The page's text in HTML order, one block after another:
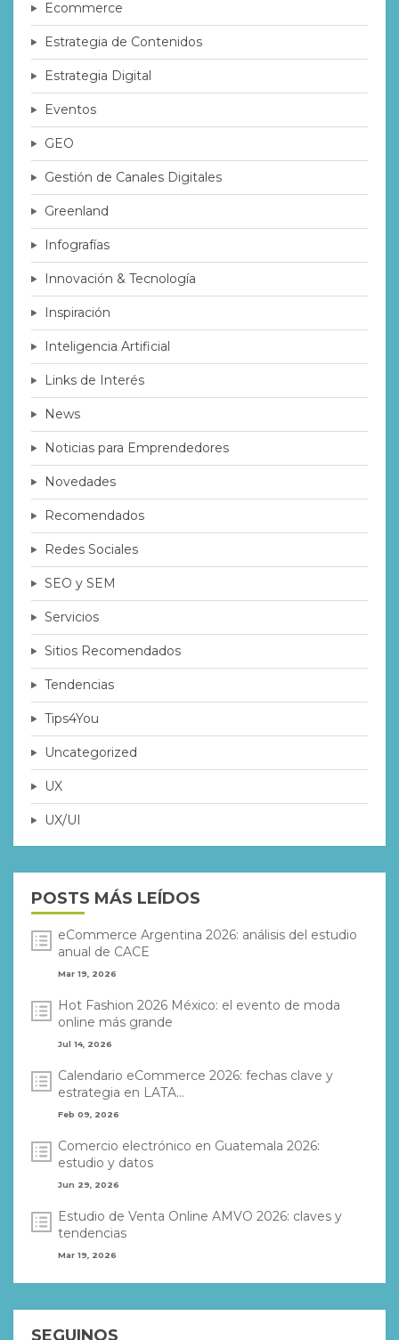
Ecommerce
Estrategia de Contenidos
Estrategia Digital
Eventos
GEO
Gestión de Canales Digitales
Greenland
Infografías
Innovación & Tecnología
Inspiración
Inteligencia Artificial
Links de Interés
News
Noticias para Emprendedores
Novedades
Recomendados
Redes Sociales
SEO y SEM
Servicios
Sitios Recomendados
Tendencias
Tips4You
Uncategorized
UX
UX/UI
POSTS MÁS LEÍDOS
eCommerce Argentina 2026: análisis del estudio
anual de CACE
Mar 19, 2026
Hot Fashion 2026 México: el evento de moda
online más grande
Jul 14, 2026
Calendario eCommerce 2026: fechas clave y
estrategia en LATA...
Feb 09, 2026
Comercio electrónico en Guatemala 2026:
estudio y datos
Jun 29, 2026
Estudio de Venta Online AMVO 2026: claves y
tendencias
Mar 19, 2026
SEGUINOS